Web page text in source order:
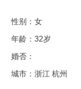
性别：女
年龄：32岁
婚否：
城市：浙江 杭州